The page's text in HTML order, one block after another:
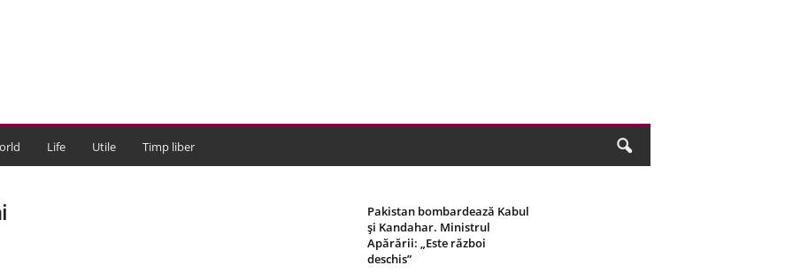
Life Utile Timp liber
Pakistan bombardează Kabul
și Kandahar. Ministrul
Apărării: „Este război
deschis”